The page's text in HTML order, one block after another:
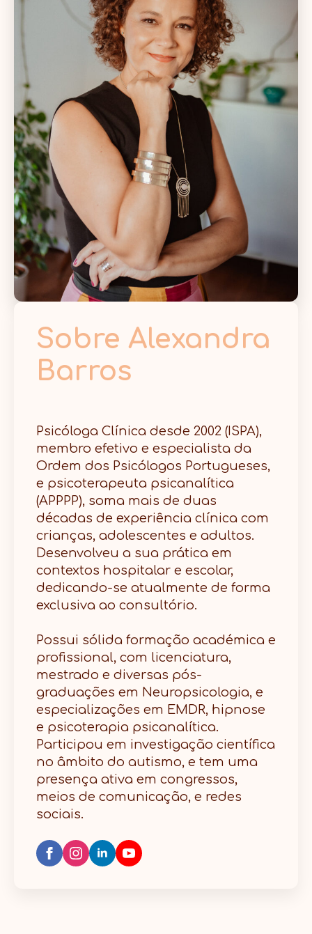
Sobre Alexandra
Barros
Psicóloga Clínica desde 2002 (ISPA),
membro efetivo e especialista da
Ordem dos Psicólogos Portugueses,
e psicoterapeuta psicanalítica
(APPPP), soma mais de duas
décadas de experiência clínica com
crianças, adolescentes e adultos.
Desenvolveu a sua prática em
contextos hospitalar e escolar,
dedicando-se atualmente de forma
exclusiva ao consultório.
Possui sólida formação académica e
profissional, com licenciatura,
mestrado e diversas pós-
graduações em Neuropsicologia, e
especializações em EMDR, hipnose
e psicoterapia psicanalítica.
Participou em investigação científica
no âmbito do autismo, e tem uma
presença ativa em congressos,
meios de comunicação, e redes
sociais.